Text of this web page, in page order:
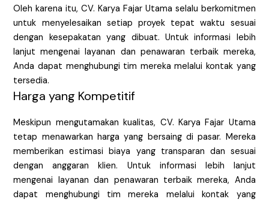
Oleh karena itu, CV. Karya Fajar Utama selalu berkomitmen
untuk menyelesaikan setiap proyek tepat waktu sesuai
dengan kesepakatan yang dibuat. Untuk informasi lebih
lanjut mengenai layanan dan penawaran terbaik mereka,
Anda dapat menghubungi tim mereka melalui kontak yang
tersedia.
Harga yang Kompetitif
Meskipun mengutamakan kualitas, CV. Karya Fajar Utama
tetap menawarkan harga yang bersaing di pasar. Mereka
memberikan estimasi biaya yang transparan dan sesuai
dengan anggaran klien. Untuk informasi lebih lanjut
mengenai layanan dan penawaran terbaik mereka, Anda
dapat menghubungi tim mereka melalui kontak yang